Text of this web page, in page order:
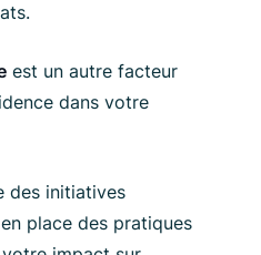
est un autre facteur
dans votre
des initiatives
place des pratiques